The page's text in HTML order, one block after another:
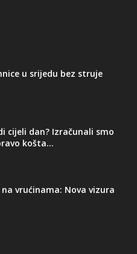
u srijedu bez struje
cijeli dan? Izračunali smo
košta...
na vrućinama: Nova vizura